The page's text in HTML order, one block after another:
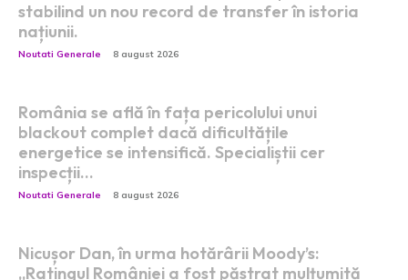
stabilind un nou record de transfer în istoria
națiunii.
Noutati Generale 8 august 2026
România se află în fața pericolului unui
blackout complet dacă dificultățile
energetice se intensifică. Specialiștii cer
inspecții…
Noutati Generale 8 august 2026
Nicușor Dan, în urma hotărârii Moody’s:
„Ratingul României a fost păstrat mulțumită